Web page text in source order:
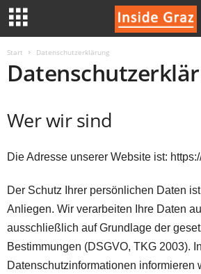
Start Datenschutzerklärung
Wer wir sind
Die Adresse unserer Website ist:
Der Schutz Ihrer persönlichen Daten
Anliegen. Wir verarbeiten Ihre Daten
ausschließlich auf Grundlage der
Bestimmungen (DSGVO, TKG 2003).
Datenschutzinformationen informieren